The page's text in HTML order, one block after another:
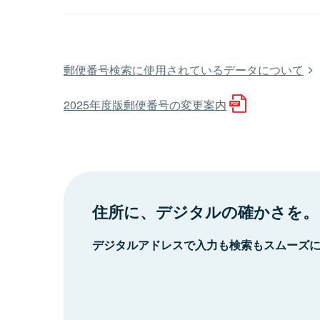
郵便番号検索に使用されているデータについて
2025年度版郵便番号の変更案内
住所に、デジタルの確かさを。
デジタルアドレスで入力も検索もスムーズ